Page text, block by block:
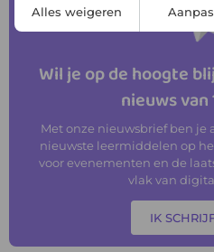
Wil je op de hoogte
nieuws van
Met onze nieuwsbrief ben je
nieuwste leermiddelen op
voor evenementen en de
vlak van
IK
Alles weigeren